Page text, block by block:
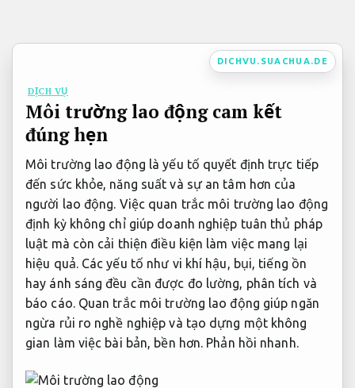
nội
DICHVU.SUACHUA.DE
DỊCH VỤ
Môi trường lao động cam kết
đúng hẹn
Môi trường lao động là yếu tố quyết định trực tiếp
đến sức khỏe, năng suất và sự an tâm hơn của
người lao động. Việc quan trắc môi trường lao động
định kỳ không chỉ giúp doanh nghiệp tuân thủ pháp
luật mà còn cải thiện điều kiện làm việc mang lại
hiệu quả. Các yếu tố như vi khí hậu, bụi, tiếng ồn
hay ánh sáng đều cần được đo lường, phân tích và
báo cáo. Quan trắc môi trường lao động giúp ngăn
ngừa rủi ro nghề nghiệp và tạo dựng một không
gian làm việc bài bản, bền hơn. Phản hồi nhanh.